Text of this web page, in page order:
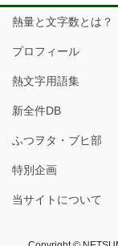
熱量と文字数とは？
プロフィール
熱文字用語集
新全件DB
ふつヲタ・ブヒ部
特別企画
当サイトについて